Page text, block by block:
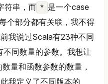
符串，而 * 是一个case
个部分都有关联，我不得
我说过Scala有23种不同
不同数量的参数。我想让
量和函数参数的数量，
我定义了不同版本的